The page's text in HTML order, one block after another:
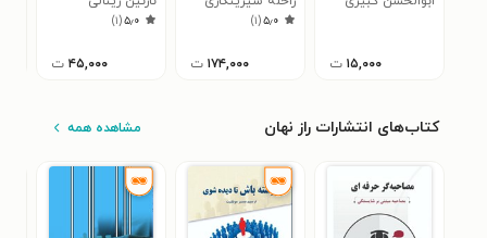
۱۵,۰۰۰ ت
اعصاب و روان
۵٫۰(۱)
۱۷۴,۰۰۰ ت
۵٫۰(۱)
۴۵,۰۰۰ ت
کتاب‌های انتشارات راز نهان مشاهده همه